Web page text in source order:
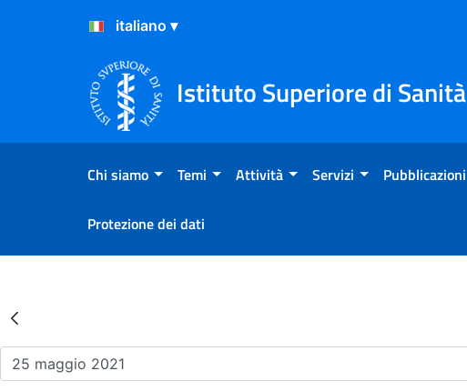
Salta al Contenuto
Salta al Footer
Istituto Superiore di Sanità
Chi siamo Temi Attività Servizi Pubblicazioni
Protezione dei dati
Risultati della Ricerca - Eventi